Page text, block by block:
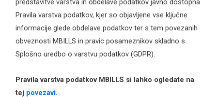
predstavitve varstva in obdelave podatkov javno dostopna
Pravila varstva podatkov, kjer so objavljene vse ključne
informacije glede obdelave podatkov ter s tem povezanih
obveznosti MBILLS in pravic posameznikov skladno s
Splošno uredbo o varstvu podatkov (GDPR).
Pravila varstva podatkov MBILLS si lahko ogledate na
tej povezavi.